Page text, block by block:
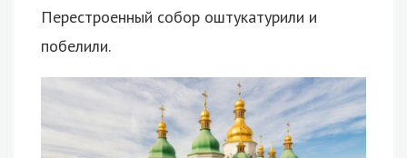
Перестроенный собор оштукатурили и
побелили.